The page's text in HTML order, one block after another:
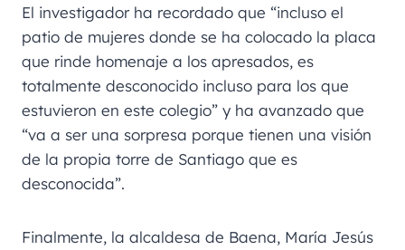
El investigador ha recordado que “incluso el
patio de mujeres donde se ha colocado la placa
que rinde homenaje a los apresados, es
totalmente desconocido incluso para los que
estuvieron en este colegio” y ha avanzado que
“va a ser una sorpresa porque tienen una visión
de la propia torre de Santiago que es
desconocida”.
Finalmente, la alcaldesa de Baena, María Jesús